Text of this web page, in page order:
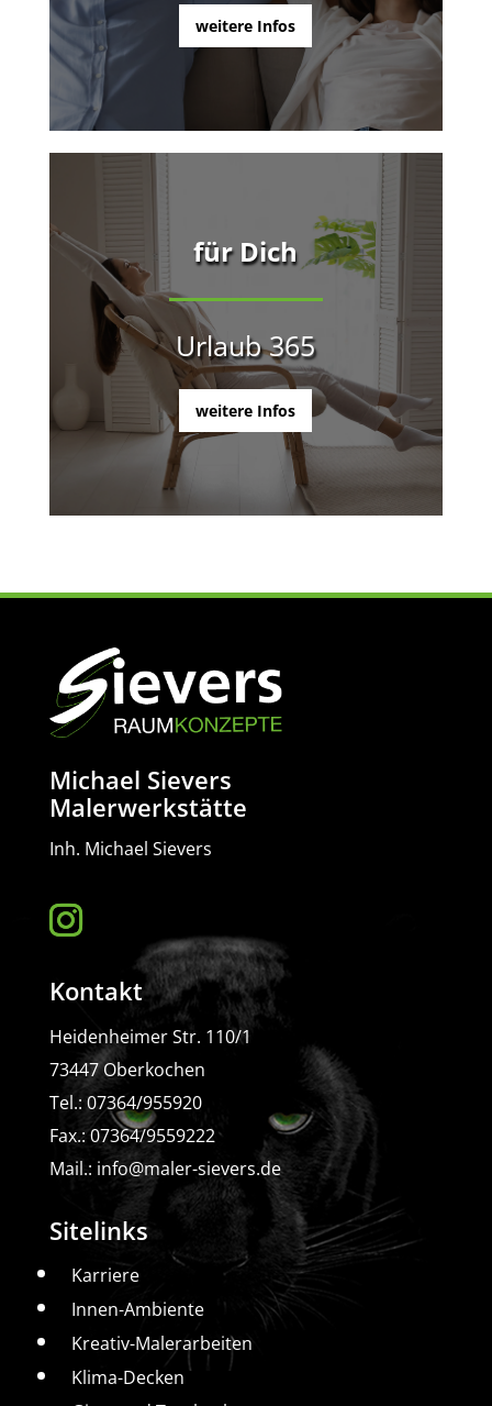
weitere Infos
für Dich
Urlaub 365
weitere Infos
Michael Sievers
Malerwerkstätte
Inh. Michael Sievers
Kontakt
Heidenheimer Str. 110/1
73447 Oberkochen
Tel.: 07364/955920
Fax.: 07364/9559222
Mail.: info@maler-sievers.de
Sitelinks
Karriere
Innen-Ambiente
Kreativ-Malerarbeiten
Klima-Decken